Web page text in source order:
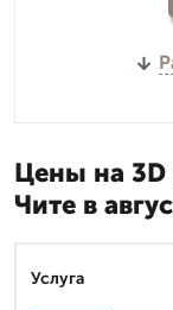
Цены на 3D
Чите в
Услуга